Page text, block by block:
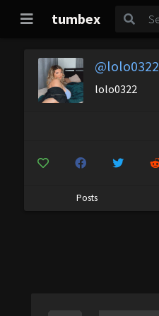
tumbex
@lolo0322
lolo0322
Posts